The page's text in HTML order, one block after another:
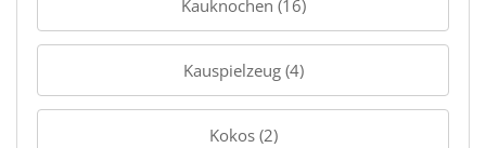
Kauknochen (16)
Kauspielzeug (4)
Kokos (2)